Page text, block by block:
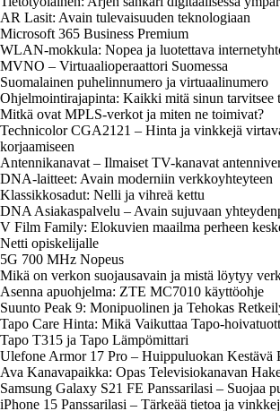
AR Lasit: Avain tulevaisuuden teknologiaan
Microsoft 365 Business Premium
WLAN-mokkula: Nopea ja luotettava
MVNO – Virtuaalioperaattori Suomessa
Suomalainen puhelinnumero ja virtuaalinumero
Ohjelmointirajapinta: Kaikki mitä sinun tarvitsee
Mitkä ovat MPLS-verkot ja miten ne toimivat?
Technicolor CGA2121 – Hinta ja vinkkejä
korjaamiseen
Antennikanavat – Ilmaiset TV-kanavat
DNA-laitteet: Avain moderniin verkkoyhteyteen
Klassikkosadut: Nelli ja vihreä kettu
DNA Asiakaspalvelu – Avain sujuvaan
V Film Family: Elokuvien maailma perheen
Netti opiskelijalle
5G 700 MHz Nopeus
Mikä on verkon suojausavain ja mistä löytyy
Asenna apuohjelma: ZTE MC7010 käyttöohje
Suunto Peak 9: Monipuolinen ja Tehokas
Tapo Care Hinta: Mikä Vaikuttaa Tapo-
Tapo T315 ja Tapo Lämpömittari
Ulefone Armor 17 Pro – Huippuluokan Kestävä
Ava Kanavapaikka: Opas Televisiokanavan
Samsung Galaxy S21 FE Panssarilasi – Suojaa
iPhone 15 Panssarilasi – Tärkeää tietoa ja